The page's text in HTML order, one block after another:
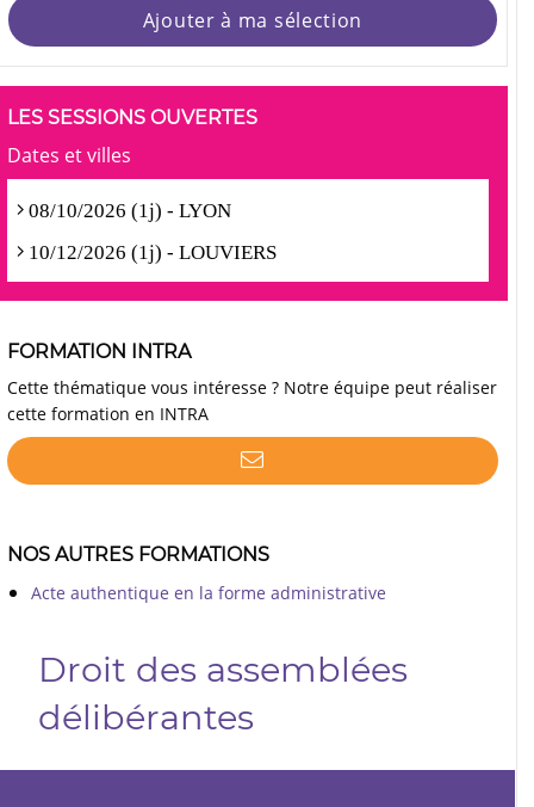
Ajouter à ma sélection
LES SESSIONS OUVERTES
Dates et villes
08/10/2026 (1j) - LYON
10/12/2026 (1j) - LOUVIERS
FORMATION INTRA
Cette thématique vous intéresse ? Notre équipe peut réaliser
cette formation en INTRA
NOS AUTRES FORMATIONS
Acte authentique en la forme administrative
Droit des assemblées
délibérantes